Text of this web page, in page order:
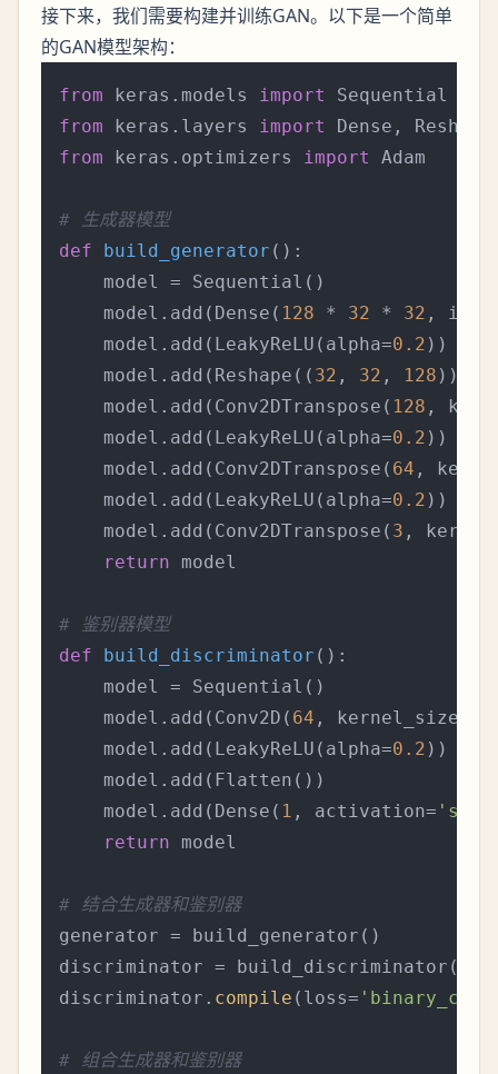
接下来，我们需要构建并训练GAN。以下是一个简单
的GAN模型架构：
from keras.models import
from keras.layers
import
from keras.optimizers import Adam
# 生成器模型
def
build_generator ():
    model = Sequential()
    model.add(Dense(
128 * 32 * 32 ,
    model.add(LeakyReLU(alpha=
0.2 ))
    model.add(Reshape((
32 , 32 , 128 )))
    model.add(Conv2DTranspose(
128 ,
    model.add(LeakyReLU(alpha=
0.2 ))
    model.add(Conv2DTranspose(
64 ,
    model.add(LeakyReLU(alpha=
0.2 ))
    model.add(Conv2DTranspose(
3 ,
return model
# 鉴别器模型
def
build_discriminator ():
    model = Sequential()
    model.add(Conv2D(
64 , kernel_size=
    model.add(LeakyReLU(alpha=
0.2 ))
    model.add(Flatten())
    model.add(Dense(
1 , activation=
return model
# 结合生成器和鉴别器
generator = build_generator()
discriminator = build_discriminator()
discriminator. compile (loss=
# 组合生成器和鉴别器